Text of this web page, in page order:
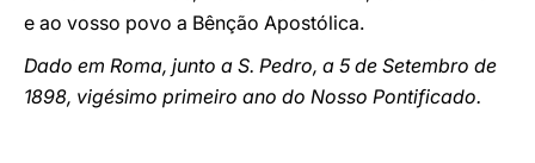
e ao vosso povo a Bênção Apostólica.
Dado em Roma, junto a S. Pedro, a 5 de Setembro de
1898, vigésimo primeiro ano do Nosso Pontificado.